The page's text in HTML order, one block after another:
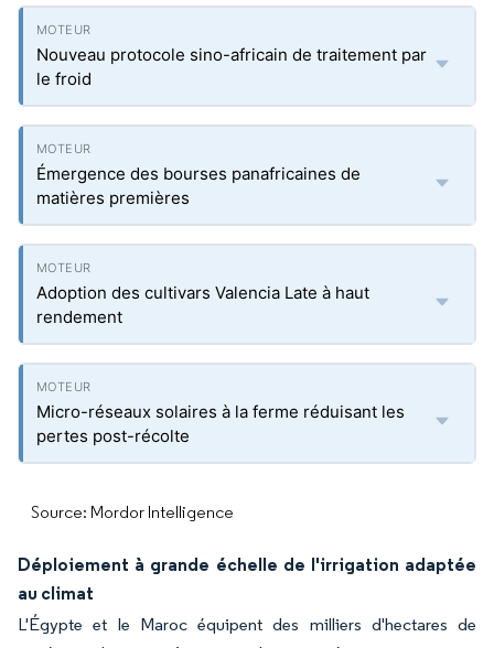
Nouveau protocole sino-africain de traitement par
le froid
Émergence des bourses panafricaines de
matières premières
Adoption des cultivars Valencia Late à haut
rendement
Micro-réseaux solaires à la ferme réduisant les
pertes post-récolte
Source: Mordor Intelligence
Déploiement à grande échelle de l'irrigation adaptée
au climat
L'Égypte et le Maroc équipent des milliers d'hectares de